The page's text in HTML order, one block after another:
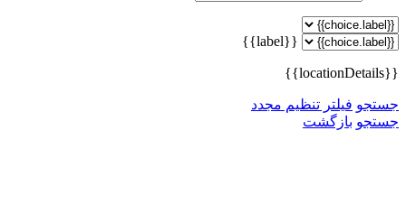
{{label}}
{{locationDetails}}
جستجو فیلتر تنظیم مجدد
جستجو بازگشت